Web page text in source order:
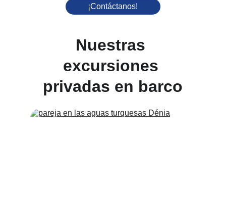
¡Contáctanos!
Nuestras
excursiones
privadas en barco